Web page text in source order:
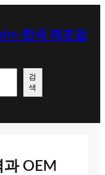
한국 제조업
검
색
OEM